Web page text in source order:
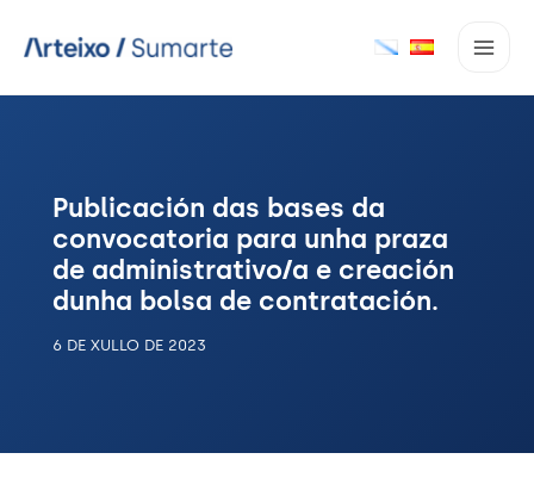
Publicación das bases da
convocatoria para unha praza
de administrativo/a e creación
dunha bolsa de contratación.
6 DE XULLO DE 2023